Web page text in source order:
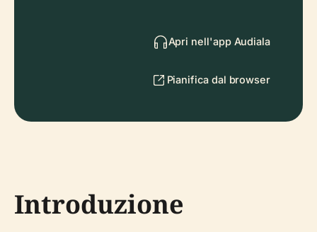
Apri nell'app Audiala
Pianifica dal browser
Introduzione